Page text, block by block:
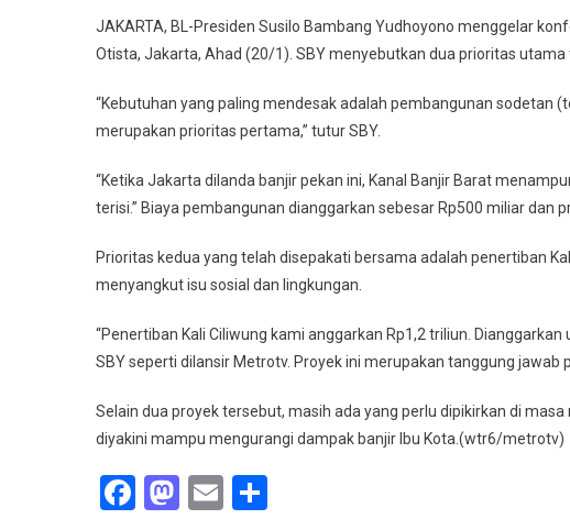
JAKARTA, BL-Presiden Susilo Bambang Yudhoyono menggelar
Otista, Jakarta, Ahad (20/1). SBY menyebutkan dua prioritas
“Kebutuhan yang paling mendesak adalah pembangunan sodetan
merupakan prioritas pertama,” tutur SBY.
“Ketika Jakarta dilanda banjir pekan ini, Kanal Banjir Barat
terisi.” Biaya pembangunan dianggarkan sebesar Rp500 miliar dan
Prioritas kedua yang telah disepakati bersama adalah penertiban
menyangkut isu sosial dan lingkungan.
“Penertiban Kali Ciliwung kami anggarkan Rp1,2 triliun.
SBY seperti dilansir Metrotv. Proyek ini merupakan tanggung
Selain dua proyek tersebut, masih ada yang perlu dipikirkan di
diyakini mampu mengurangi dampak banjir Ibu Kota.(wtr6/metrotv)
Facebook
Mastodon
Email